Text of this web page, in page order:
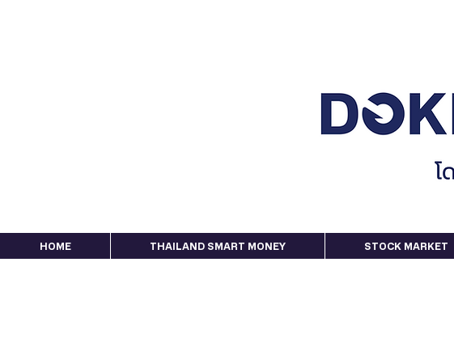
HOME THAILAND SMART MONEY STOCK MARKET